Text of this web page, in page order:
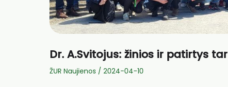
Dr. A.Svitojus: žinios ir patirtys
ŽUR Naujienos / 2024-04-10